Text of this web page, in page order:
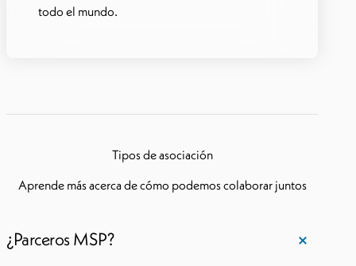
todo el mundo.
Tipos de asociación
Aprende más acerca de cómo podemos colaborar juntos
¿Parceros MSP?